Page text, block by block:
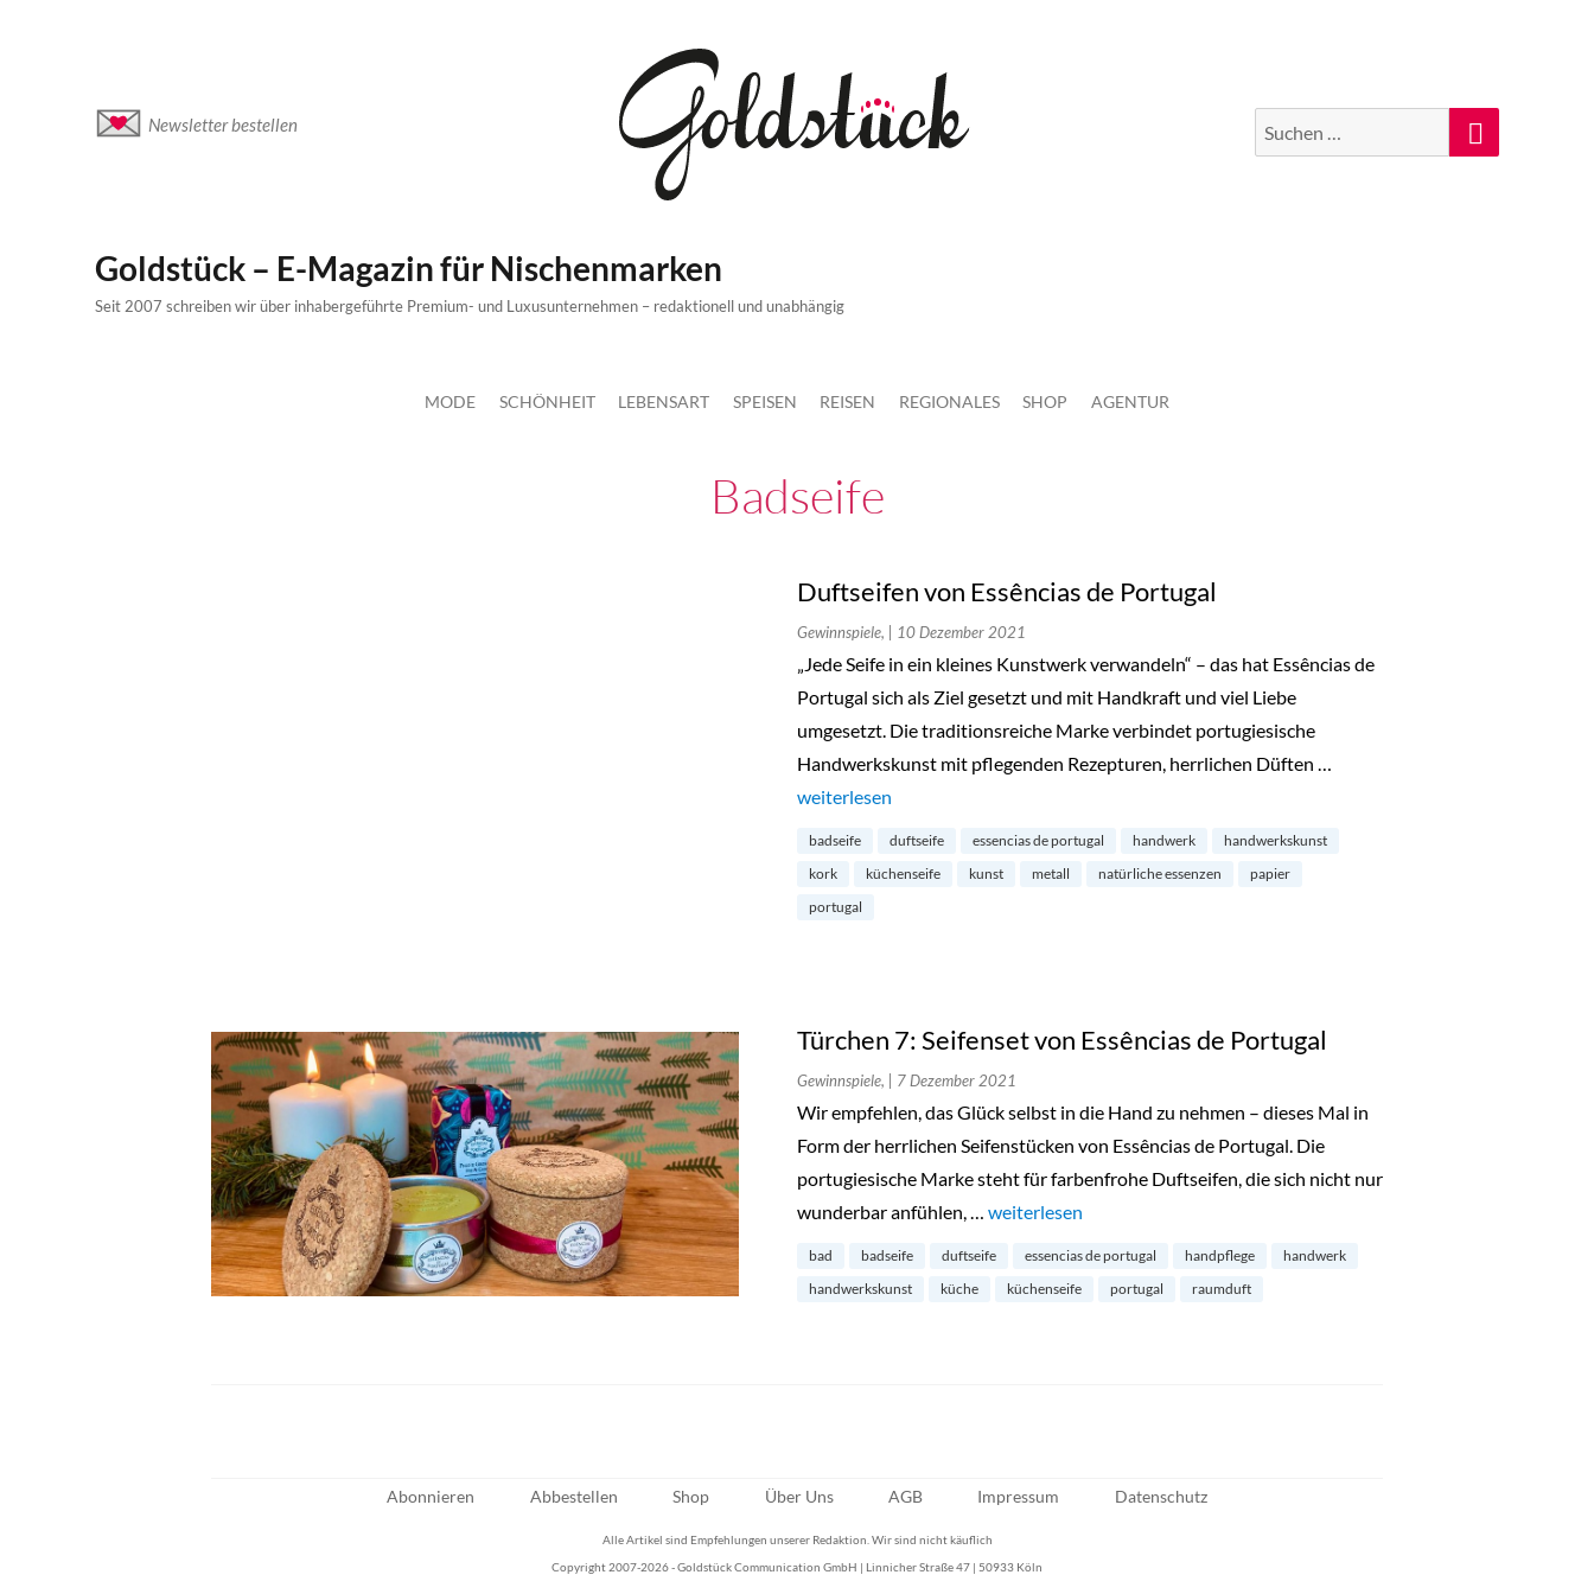
Newsletter bestellen
Suche
nach:
Suchen
Goldstück – E-Magazin für Nischenmarken
Seit 2007 schreiben wir über inhabergeführte Premium- und Luxusunternehmen – redaktionell und unabhängig
MODE SCHÖNHEIT LEBENSART SPEISEN REISEN REGIONALES SHOP AGENTUR
Badseife
Duftseifen von Essências de Portugal
Gewinnspiele, | 10 Dezember 2021
„Jede Seife in ein kleines Kunstwerk verwandeln“ – das hat Essências de
Portugal sich als Ziel gesetzt und mit Handkraft und viel Liebe
umgesetzt. Die traditionsreiche Marke verbindet portugiesische
Handwerkskunst mit pflegenden Rezepturen, herrlichen Düften …
„Duftseifen von Essências de Portugal“
weiterlesen
badseife duftseife essencias de portugal handwerk
handwerkskunst
kork
küchenseife kunst metall natürliche essenzen
papier
portugal
Türchen 7: Seifenset von Essências de Portugal
Gewinnspiele, | 7 Dezember 2021
Wir empfehlen, das Glück selbst in die Hand zu nehmen – dieses Mal in
Form der herrlichen Seifenstücken von Essências de Portugal. Die
portugiesische Marke steht für farbenfrohe Duftseifen, die sich nicht nur
wunderbar anfühlen, … „Türchen 7: Seifenset von Essências de Portugal“
weiterlesen
bad badseife duftseife essencias de portugal handpflege
handwerk
handwerkskunst
küche küchenseife portugal raumduft
Abonnieren Abbestellen Shop Über Uns AGB Impressum Datenschutz
Alle Artikel sind Empfehlungen unserer Redaktion. Wir sind nicht käuflich
Copyright 2007-2026 - Goldstück Communication GmbH | Linnicher Straße 47 | 50933 Köln